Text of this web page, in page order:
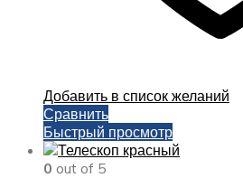
Добавить в список желаний
Сравнить
Быстрый просмотр
0 out of 5